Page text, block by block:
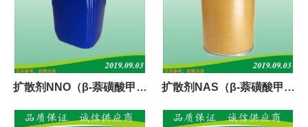
扩散剂NNO（β-萘磺酸甲醛
缩合物）
扩散剂NAS（β-萘磺酸甲醛
缩合物）